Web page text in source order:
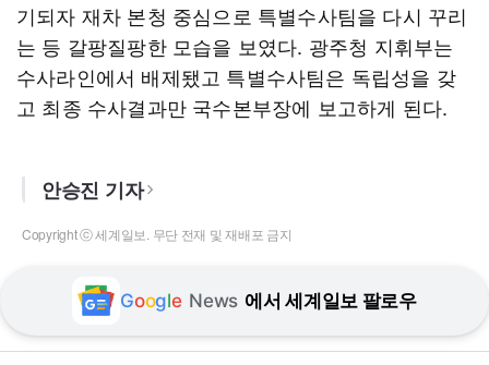
기되자 재차 본청 중심으로 특별수사팀을 다시 꾸리
는 등 갈팡질팡한 모습을 보였다. 광주청 지휘부는
수사라인에서 배제됐고 특별수사팀은 독립성을 갖
고 최종 수사결과만 국수본부장에 보고하게 된다.
안승진 기자
Copyright ⓒ 세계일보. 무단 전재 및 재배포 금지
Google News 에서 세계일보 팔로우